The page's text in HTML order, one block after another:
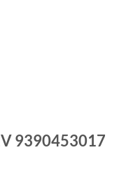
9390453017